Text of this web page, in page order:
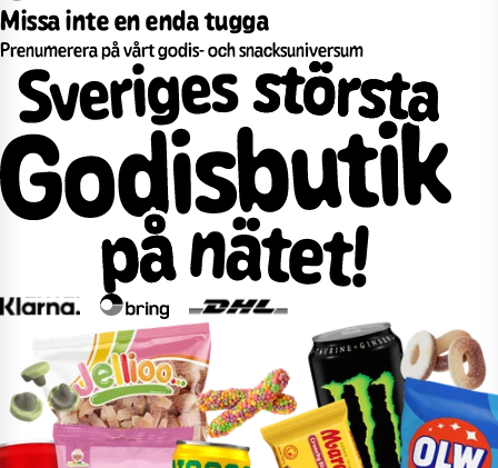
Missa inte en enda tugga
Prenumerera på vårt godis- och snacksuniversum